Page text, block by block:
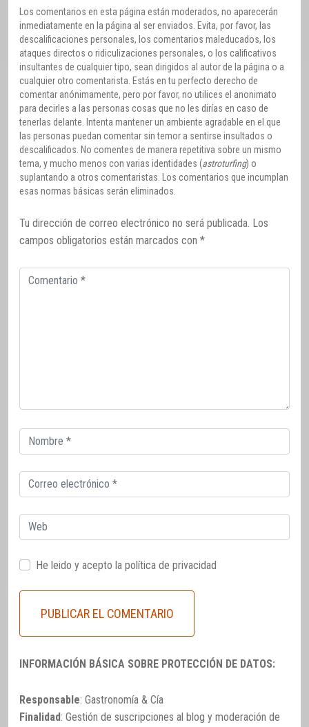
Los comentarios en esta página están moderados, no aparecerán
inmediatamente en la página al ser enviados. Evita, por favor, las
descalificaciones personales, los comentarios maleducados, los
ataques directos o ridiculizaciones personales, o los calificativos
insultantes de cualquier tipo, sean dirigidos al autor de la página o a
cualquier otro comentarista. Estás en tu perfecto derecho de
comentar anónimamente, pero por favor, no utilices el anonimato
para decirles a las personas cosas que no les dirías en caso de
tenerlas delante. Intenta mantener un ambiente agradable en el que
las personas puedan comentar sin temor a sentirse insultados o
descalificados. No comentes de manera repetitiva sobre un mismo
tema, y mucho menos con varias identidades (astroturfing) o
suplantando a otros comentaristas. Los comentarios que incumplan
esas normas básicas serán eliminados.
Tu dirección de correo electrónico no será publicada. Los
campos obligatorios están marcados con *
Comentario
Correo
electrónico
Correo
electrónico
Web
He leido y acepto la política de privacidad
INFORMACIÓN BÁSICA SOBRE PROTECCIÓN DE DATOS:
Responsable: Gastronomía & Cía
Finalidad: Gestión de suscripciones al blog y moderación de